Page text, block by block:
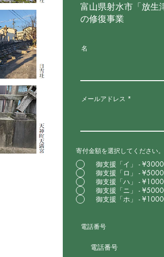
富山県射水市「放生
の修復事業
名
メールアドレス
寄付金額を選択してください。
御支援「イ」 - ¥3000
御支援「ロ」 - ¥5000
御支援「ハ」 -
御支援「ニ」 -
御支援「ホ」 -
電話番号